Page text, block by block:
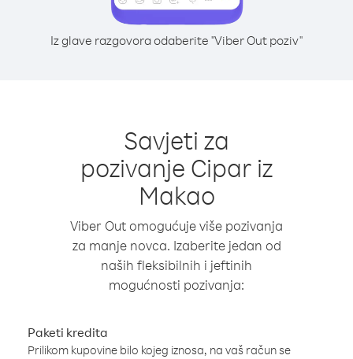
Iz glave razgovora odaberite "Viber Out poziv"
Savjeti za
pozivanje Cipar iz
Makao
Viber Out omogućuje više pozivanja
za manje novca. Izaberite jedan od
naših fleksibilnih i jeftinih
mogućnosti pozivanja:
Paketi kredita
Prilikom kupovine bilo kojeg iznosa, na vaš račun se